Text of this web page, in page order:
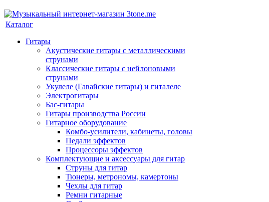
Каталог
Гитары
Акустические гитары с металлическими
струнами
Классические гитары с нейлоновыми
струнами
Укулеле (Гавайские гитары) и гиталеле
Электрогитары
Бас-гитары
Гитары производства России
Гитарное оборудование
Комбо-усилители, кабинеты, головы
Педали эффектов
Процессоры эффектов
Комплектующие и аксессуары для гитар
Струны для гитар
Тюнеры, метрономы, камертоны
Чехлы для гитар
Ремни гитарные